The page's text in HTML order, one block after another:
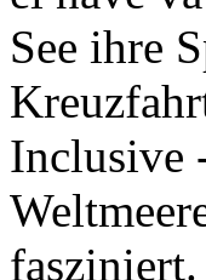
See ihre
Inclusive